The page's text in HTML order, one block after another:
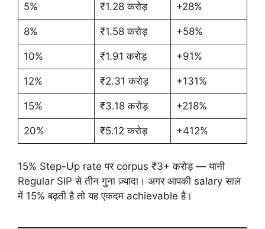
5% ₹1.28 करोड़ +28%
8% ₹1.58 करोड़ +58%
10% ₹1.91 करोड़ +91%
12% ₹2.31 करोड़ +131%
15% ₹3.18 करोड़ +218%
20% ₹5.12 करोड़ +412%
15% Step-Up rate पर corpus ₹3+ करोड़ — यानी
Regular SIP से तीन गुना ज़्यादा। अगर आपकी salary साल
में 15% बढ़ती है तो यह एकदम achievable है।